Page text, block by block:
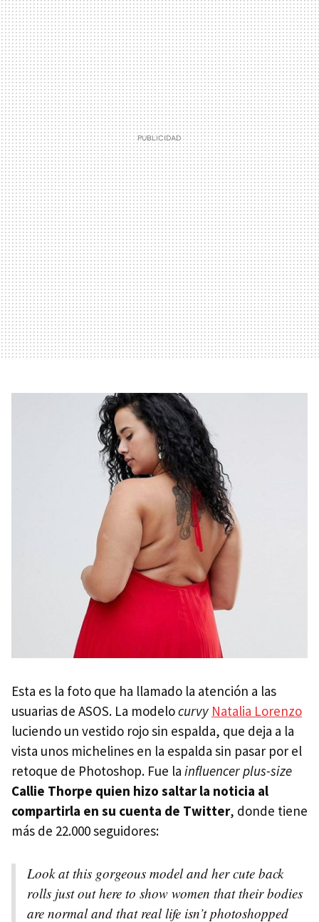
Esta es la foto que ha llamado la atención a las
usuarias de ASOS. La modelocurvy Natalia Lorenzo
luciendo un vestido rojo sin espalda, que deja a la
vista unos michelines en la espalda sin pasar por el
retoque de Photoshop. Fue la influencer plus-size
Callie Thorpe quien hizo saltar la noticia al
compartirla en su cuenta de Twitter, donde tiene
más de 22.000 seguidores:
Look at this gorgeous model and her cute back
rolls just out here to show women that their bodies
are normal and that real life isn’t photoshopped